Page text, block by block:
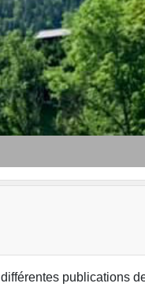
publications